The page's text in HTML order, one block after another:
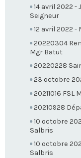
14 avril 2022 -
Seigneur
12 avril 2022
20220304
Mgr Batut
20220228
23 octobre
20211016
20210928
10 octobre
Salbris
10 octobre
Salbris